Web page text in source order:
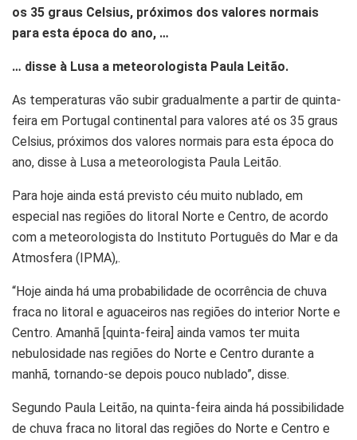
os 35 graus Celsius, próximos dos valores normais
para esta época do ano, …
… disse à Lusa a meteorologista Paula Leitão.
As temperaturas vão subir gradualmente a partir de quinta-
feira em Portugal continental para valores até os 35 graus
Celsius, próximos dos valores normais para esta época do
ano, disse à Lusa a meteorologista Paula Leitão.
Para hoje ainda está previsto céu muito nublado, em
especial nas regiões do litoral Norte e Centro, de acordo
com a meteorologista do Instituto Português do Mar e da
Atmosfera (IPMA),.
“Hoje ainda há uma probabilidade de ocorrência de chuva
fraca no litoral e aguaceiros nas regiões do interior Norte e
Centro. Amanhã [quinta-feira] ainda vamos ter muita
nebulosidade nas regiões do Norte e Centro durante a
manhã, tornando-se depois pouco nublado”, disse.
Segundo Paula Leitão, na quinta-feira ainda há possibilidade
de chuva fraca no litoral das regiões do Norte e Centro e